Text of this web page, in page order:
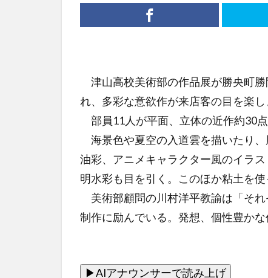
津山高校美術部の作品展が勝央町
れ、多彩な意欲作が来店客の目を楽し
部員11人が平面、立体の近作約30点
海景色や夏空の入道雲を描いたり
油彩、アニメキャラクター風のイラ
明水彩も目を引く。このほか粘土を
美術部顧問の川村洋平教諭は「それ
制作に励んでいる。発想、個性豊か